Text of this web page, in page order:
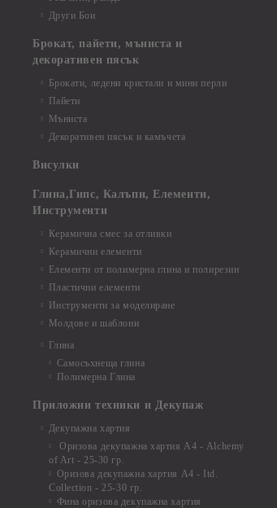
Други Бои
Брокат, пайети, мъниста и
декоративен пясък
Брокати, ледени кристали и мини перли
Пайети
Мъниста
Декоративен пясък и камъчета
Висулки
Глина,Гипс, Калъпи, Елементи,
Инструменти
Керамична смес за отливки
Керамични елементи
Елементи от полимерна глина и полирезин
Пластични елементи
Инструменти за моделиране
Молдове и шаблони
Глина
Самосъхнеща глина
Полимерна Глина
Приложни техники и Декупаж
Декупажна хартия
Оризова декупажна хартия А4 - Alchemy
of Art - 25-30 гр.
Оризова декупажна хартия А4 - Itd.
Collection - 25-30 гр.
Фина оризова декупажна хартия